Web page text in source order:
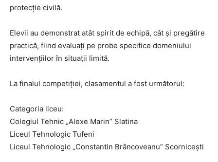
protecție civilă.
Elevii au demonstrat atât spirit de echipă, cât și pregătire
practică, fiind evaluați pe probe specifice domeniului
intervențiilor în situații limită.
La finalul competiției, clasamentul a fost următorul:
Categoria liceu:
Colegiul Tehnic „Alexe Marin” Slatina
Liceul Tehnologic Tufeni
Liceul Tehnologic „Constantin Brâncoveanu” Scornicești